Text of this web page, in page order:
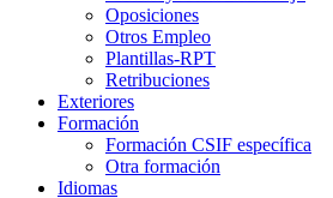
Oposiciones
Otros Empleo
Plantillas-RPT
Retribuciones
Exteriores
Formación
Formación CSIF específica
Otra formación
Idiomas